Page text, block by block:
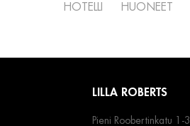
HOTELLI HUONEET
LILLA ROBERTS
Pieni Roobertinkatu 1-3